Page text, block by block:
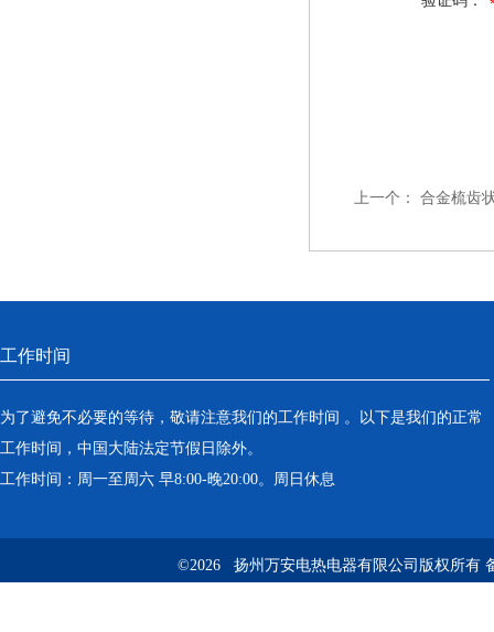
上一个： 合金梳齿
工作时间
为了避免不必要的等待，敬请注意我们的工作时间 。以下是我们的正常
工作时间，中国大陆法定节假日除外。
工作时间：周一至周六 早8:00-晚20:00。周日休息
©2026 扬州万安电热电器有限公司版权所有